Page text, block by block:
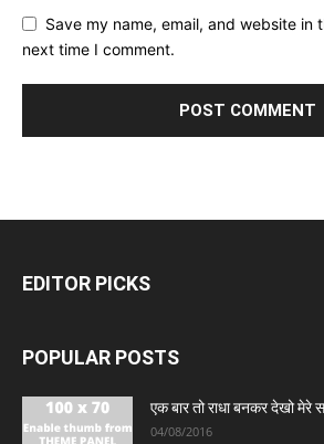
Save my name, email, and website in
next time I comment.
EDITOR PICKS
POPULAR POSTS
एक बार तो राधा बनकर देखो मेरे
04/08/2016